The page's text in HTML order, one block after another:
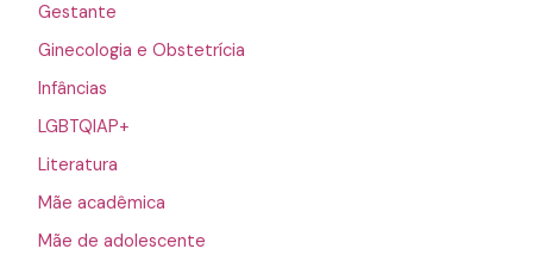
Gestante
Ginecologia e Obstetrícia
Infâncias
LGBTQIAP+
Literatura
Mãe acadêmica
Mãe de adolescente